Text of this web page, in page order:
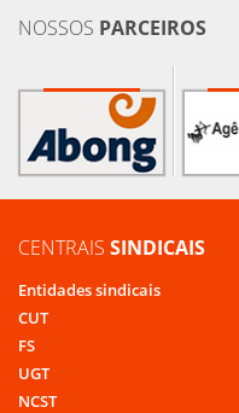
NOSSOS PARCEIROS
CENTRAIS SINDICAIS
Entidades sindicais
CUT
FS
UGT
NCST